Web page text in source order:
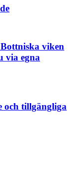
viken
via egna
och tillgängliga